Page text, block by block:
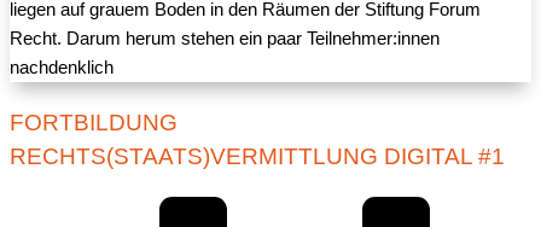
FORTBILDUNG
RECHTS(STAATS)VERMITTLUNG DIGITAL #1